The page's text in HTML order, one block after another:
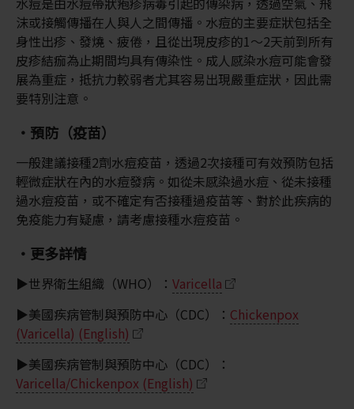
沫或接觸傳播在人與人之間傳播。水痘的主要症狀包括全
身性出疹、發燒、疲倦，且從出現皮疹的1～2天前到所有
皮疹結痂為止期間均具有傳染性。成人感染水痘可能會發
展為重症，抵抗力較弱者尤其容易出現嚴重症狀，因此需
要特別注意。
・預防（疫苗）
一般建議接種2劑水痘疫苗，透過2次接種可有效預防包括
輕微症狀在內的水痘發病。如從未感染過水痘、從未接種
過水痘疫苗，或不確定有否接種過疫苗等、對於此疾病的
免疫能力有疑慮，請考慮接種水痘疫苗。
・更多詳情
▶世界衛生組織（WHO）： Varicella
▶美國疾病管制與預防中心（CDC）： Chickenpox
(Varicella) (English)
▶美國疾病管制與預防中心（CDC）：
Varicella/Chickenpox (English)